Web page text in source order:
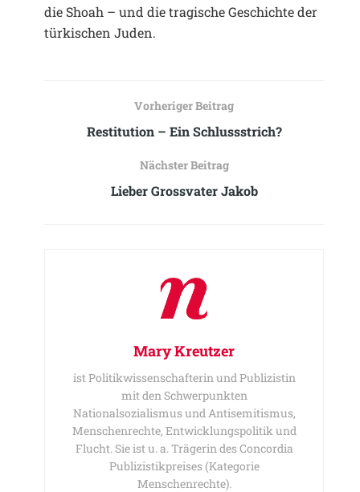
die Shoah – und die tragische Geschichte der
türkischen Juden.
Vorheriger Beitrag
Restitution – Ein Schlussstrich?
Nächster Beitrag
Lieber Grossvater Jakob
Mary Kreutzer
ist Politikwissenschafterin und Publizistin
mit den Schwerpunkten
Nationalsozialismus und Antisemitismus,
Menschenrechte, Entwicklungspolitik und
Flucht. Sie ist u. a. Trägerin des Concordia
Publizistikpreises (Kategorie
Menschenrechte).